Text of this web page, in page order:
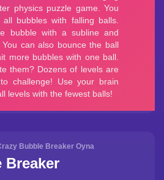
Bubble Breaker Oyna
Breaker